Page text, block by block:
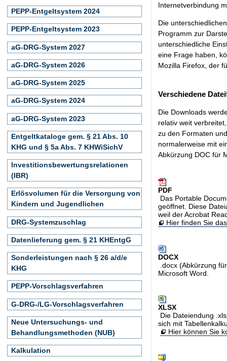
Internetverbindung
Die
Programm zur
unterschiedliche
eine Frage haben,
Mozilla Firefox, der
Verschiedene
Die Downloads
relativ weit
zu den Formaten
normalerweise mit
Abkürzung DOC für
PDF
Das Portable
geöffnet. Diese
weil der Acrobat
Hier finden Sie
DOCX
.docx (Abkürzung
Microsoft Word.
XLSX
Die Dateiendung
sich mit
Hier können Sie
PEPP-Entgeltsystem 2024
PEPP-Entgeltsystem 2023
aG-DRG-System 2027
aG-DRG-System 2026
aG-DRG-System 2025
aG-DRG-System 2024
aG-DRG-System 2023
Entgeltkataloge gem. § 21 Abs. 10
KHG und § 5a Abs. 7 KHWiSichV
Investitionsbewertungsrelationen
(IBR)
Erlösvolumen für die Versorgung von
Kindern und Jugendlichen
DRG-Systemzuschlag
Datenlieferung gem. § 21 KHEntgG
Sonderleistungen nach § 26 a/d/e
KHG
PEPP-Vorschlagsverfahren
G-DRG-/LG-Vorschlagsverfahren
Neue Untersuchungs- und
Behandlungsmethoden (NUB)
Kalkulation